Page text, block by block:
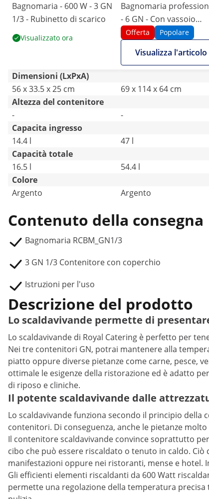
Bagnomaria - 600 W - 3 GN
1/3 - Rubinetto di scarico
Visualizzato ora
Bagnomaria
- 6 GN - Con vassoio
punzonato per affettare
Offerta Popolare
Visualizza l'articolo
Dimensioni (LxPxA)
56 x 33.5 x 25 cm
69 x 114 x 64 cm
Altezza del contenitore
-
-
Capacita ingresso
14.4 l
47 l
Capacità totale
16.5 l
54.4 l
Colore
Argento
Argento
Contenuto della consegna
Bagnomaria RCBM_GN1/3
3 GN 1/3 Contenitore con coperchio
Istruzioni per l'uso
Descrizione del prodotto
Lo scaldavivande permette di
Lo scaldavivande di Royal Catering è perfetto per
Nei tre contenitori GN, potrai mantenere alla
piatto oppure diverse pietanze come carne, pesce,
ottimale le esigenze della ristorazione ed è adatto
di riposo e cliniche.
Il potente scaldavivande dalle
Lo scaldavivande funziona secondo il principio
contenitori. Di conseguenza, anche le pietanze
Il contenitore scaldavivande convince soprattutto
cibo che può essere riscaldato o tenuto in caldo.
manifestazioni oppure nei ristoranti, mense e hotel.
Gli efficienti elementi riscaldanti da 600 Watt
permette una regolazione della temperatura